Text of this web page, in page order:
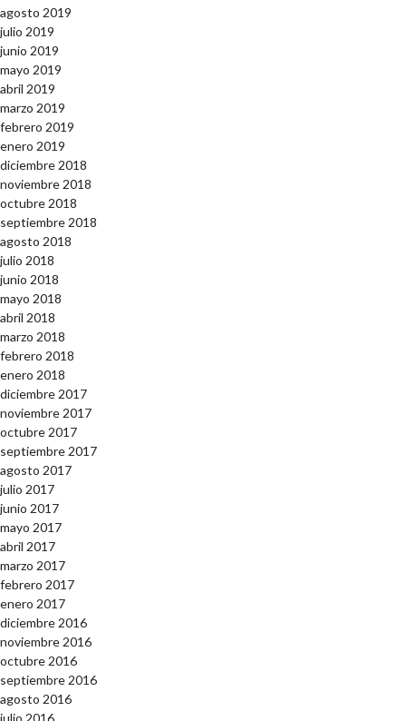
agosto 2019
julio 2019
junio 2019
mayo 2019
abril 2019
marzo 2019
febrero 2019
enero 2019
diciembre 2018
noviembre 2018
octubre 2018
septiembre 2018
agosto 2018
julio 2018
junio 2018
mayo 2018
abril 2018
marzo 2018
febrero 2018
enero 2018
diciembre 2017
noviembre 2017
octubre 2017
septiembre 2017
agosto 2017
julio 2017
junio 2017
mayo 2017
abril 2017
marzo 2017
febrero 2017
enero 2017
diciembre 2016
noviembre 2016
octubre 2016
septiembre 2016
agosto 2016
julio 2016